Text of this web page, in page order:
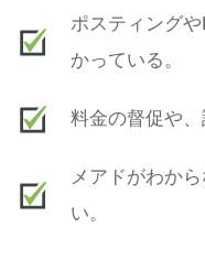
ポスティング
かっている。
料金の督促や、
メアドがわか
い。